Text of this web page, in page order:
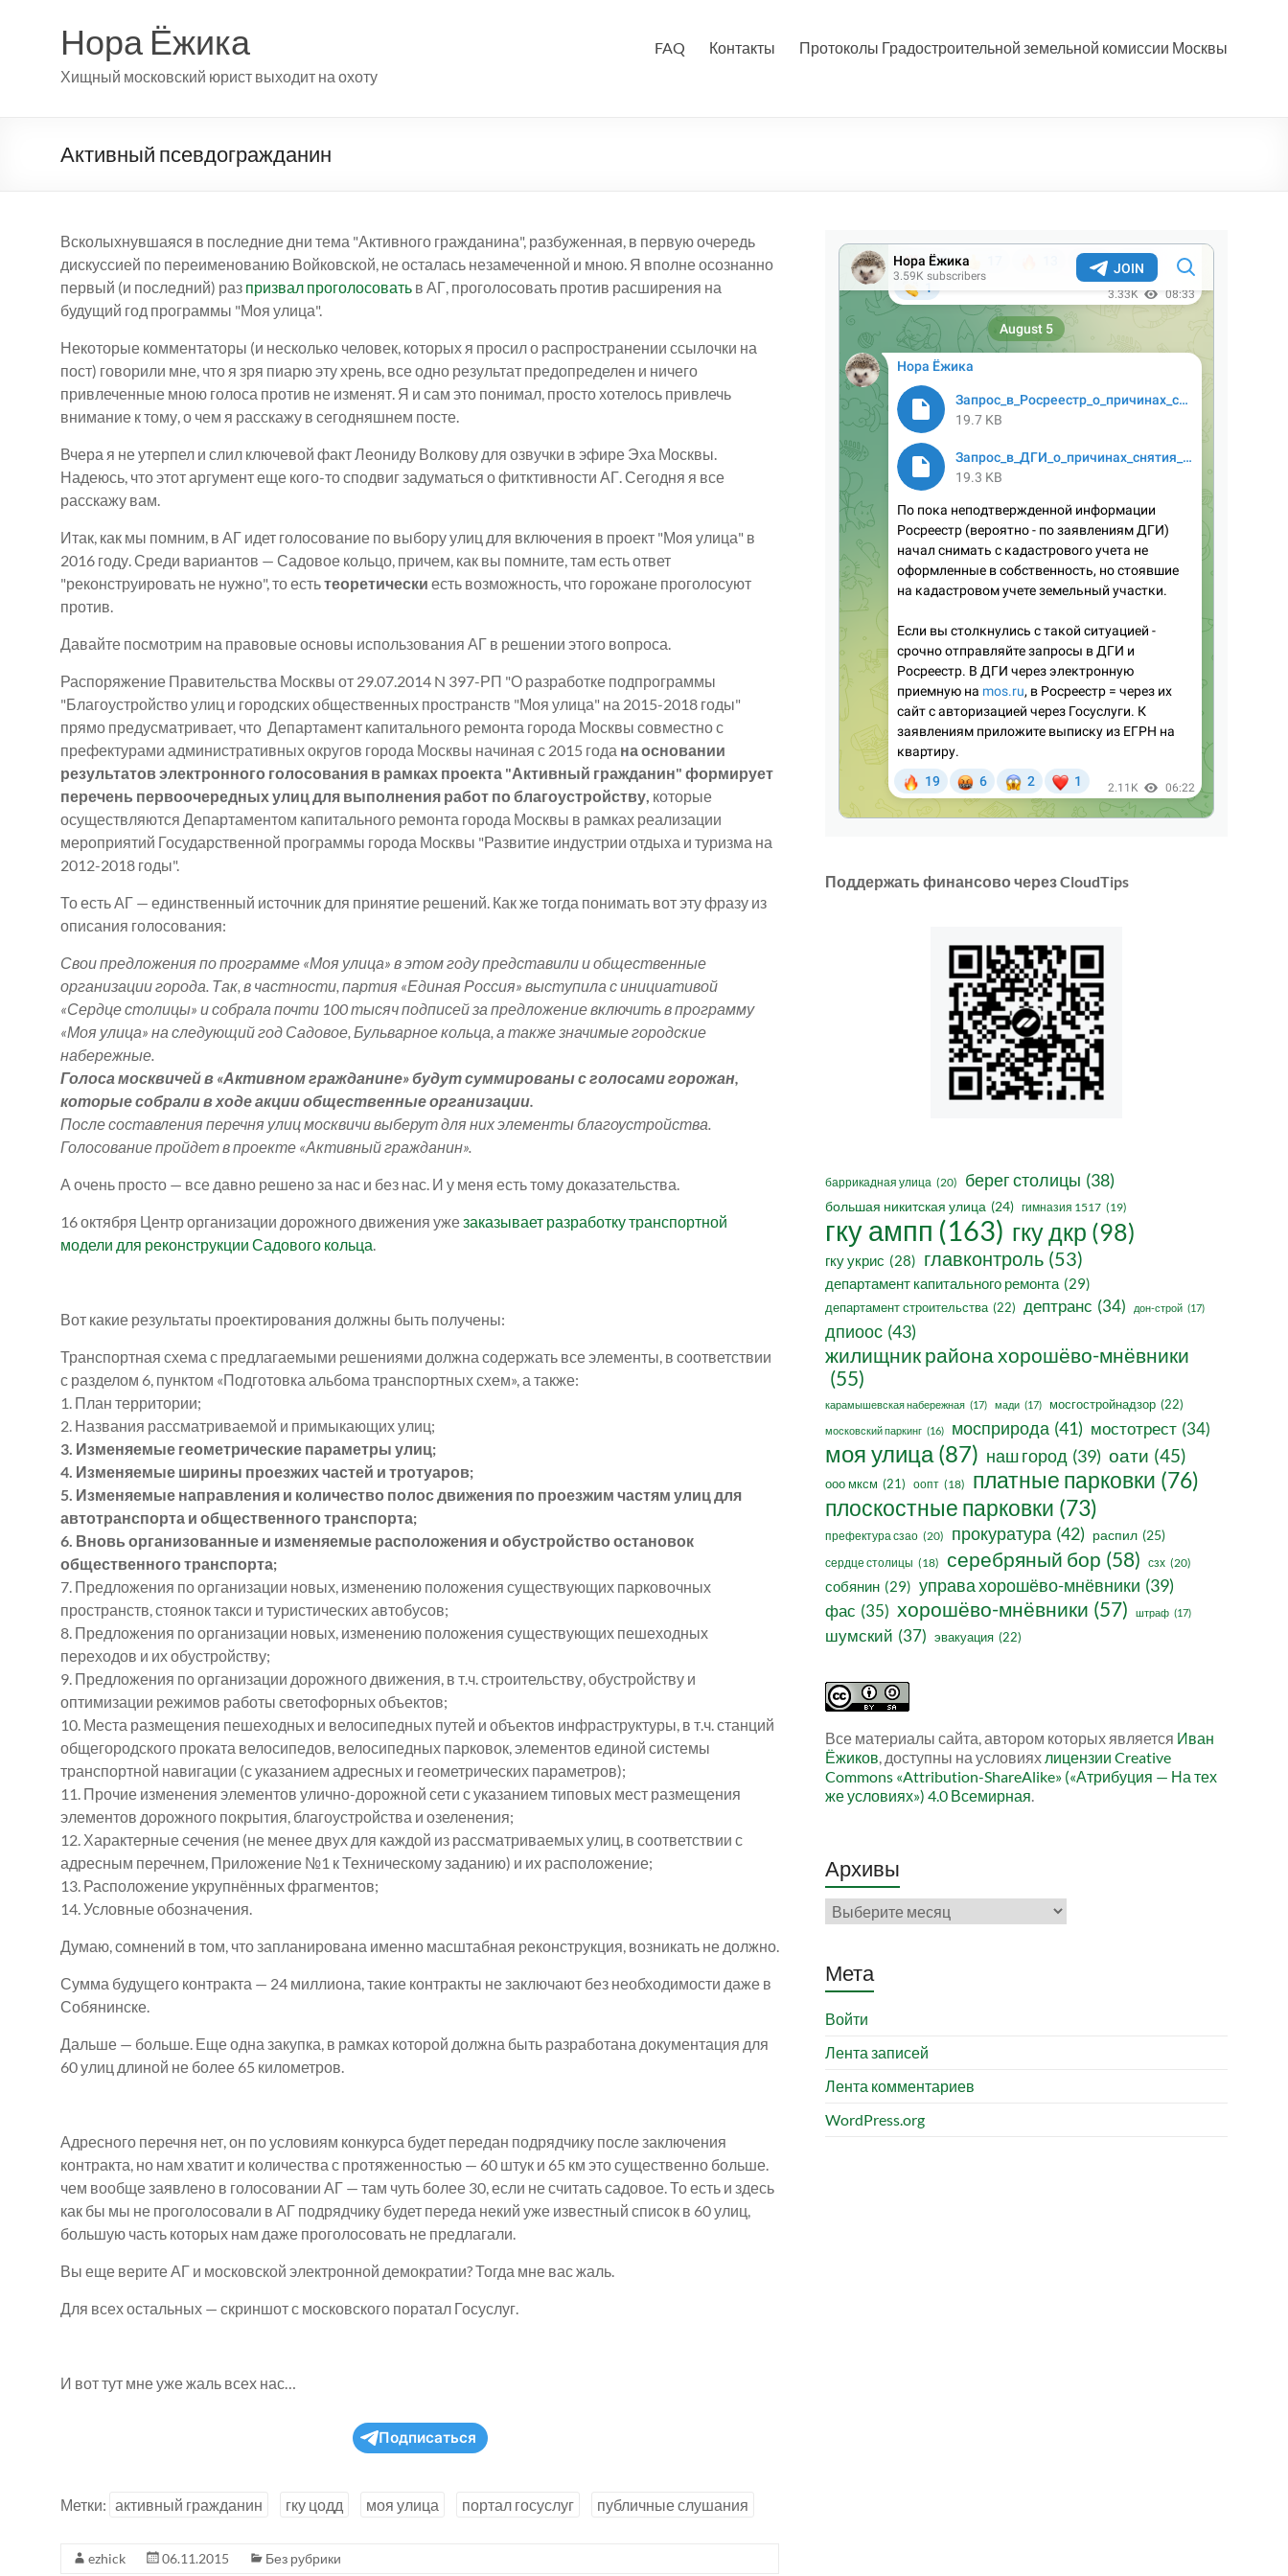
содержимомуНора Ёжика
Хищный московский юрист выходит на охоту
FAQ Контакты Протоколы Градостроительной земельной комиссии Москвы
Активный псевдогражданин
Всколыхнувшаяся в последние дни тема "Активного гражданина", разбуженная, в первую очередь
дискуссией по переименованию Войковской, не осталась незамеченной и мною. Я вполне осознанно
первый (и последний) раз призвал проголосовать в АГ, проголосовать против расширения на
будущий год программы "Моя улица".
Некоторые комментаторы (и несколько человек, которых я просил о распространении ссылочки на
пост) говорили мне, что я зря пиарю эту хрень, все одно результат предопределен и ничего
привлеченные мною голоса против не изменят. Я и сам это понимал, просто хотелось привлечь
внимание к тому, о чем я расскажу в сегодняшнем посте.
Вчера я не утерпел и слил ключевой факт Леониду Волкову для озвучки в эфире Эха Москвы.
Надеюсь, что этот аргумент еще кого-то сподвиг задуматься о фитктивности АГ. Сегодня я все
расскажу вам.
Итак, как мы помним, в АГ идет голосование по выбору улиц для включения в проект "Моя улица" в
2016 году. Среди вариантов — Садовое кольцо, причем, как вы помните, там есть ответ
"реконструировать не нужно", то естьтеоретически есть возможность, что горожане проголосуют
против.
Давайте посмотрим на правовые основы использования АГ в решении этого вопроса.
Распоряжение Правительства Москвы от 29.07.2014 N 397-РП "О разработке подпрограммы
"Благоустройство улиц и городских общественных пространств "Моя улица" на 2015-2018 годы"
прямо предусматривает, что Департамент капитального ремонта города Москвы совместно с
префектурами административных округов города Москвы начиная с 2015 года на основании
результатов электронного голосования в рамках проекта "Активный гражданин" формирует
перечень первоочередных улиц для выполнения работ по благоустройству, которые
осуществляются Департаментом капитального ремонта города Москвы в рамках реализации
мероприятий Государственной программы города Москвы "Развитие индустрии отдыха и туризма на
2012-2018 годы".
То есть АГ — единственный источник для принятие решений. Как же тогда понимать вот эту фразу из
описания голосования:
Свои предложения по программе «Моя улица» в этом году представили и общественные
организации города. Так, в частности, партия «Единая Россия» выступила с инициативой
«Сердце столицы» и собрала почти 100 тысяч подписей за предложение включить в программу
«Моя улица» на следующий год Садовое, Бульварное кольца, а также значимые городские
набережные.
Голоса москвичей в «Активном гражданине» будут суммированы с голосами горожан,
которые собрали в ходе акции общественные организации.
После составления перечня улиц москвичи выберут для них элементы благоустройства.
Голосование пройдет в проекте «Активный гражданин».
А очень просто — все давно решено за нас и без нас. И у меня есть тому доказательства.
16 октября Центр организации дорожного движения ужезаказывает разработку транспортной
модели для реконструкции Садового кольца.
Вот какие результаты проектирования должны быть получены:
Транспортная схема с предлагаемыми решениями должна содержать все элементы, в соответствии
с разделом 6, пунктом «Подготовка альбома транспортных схем», а также:
1. План территории;
2. Названия рассматриваемой и примыкающих улиц;
3. Изменяемые геометрические параметры улиц;
4. Изменяемые ширины проезжих частей и тротуаров;
5. Изменяемые направления и количество полос движения по проезжим частям улиц для
автотранспорта и общественного транспорта;
6. Вновь организованные и изменяемые расположения и обустройство остановок
общественного транспорта;
7. Предложения по организации новых, изменению положения существующих парковочных
пространств, стоянок такси и туристических автобусов;
8. Предложения по организации новых, изменению положения существующих пешеходных
переходов и их обустройству;
9. Предложения по организации дорожного движения, в т.ч. строительству, обустройству и
оптимизации режимов работы светофорных объектов;
10. Места размещения пешеходных и велосипедных путей и объектов инфраструктуры, в т.ч. станций
общегородского проката велосипедов, велосипедных парковок, элементов единой системы
транспортной навигации (с указанием адресных и геометрических параметров);
11. Прочие изменения элементов улично-дорожной сети с указанием типовых мест размещения
элементов дорожного покрытия, благоустройства и озеленения;
12. Характерные сечения (не менее двух для каждой из рассматриваемых улиц, в соответствии с
адресным перечнем, Приложение №1 к Техническому заданию) и их расположение;
13. Расположение укрупнённых фрагментов;
14. Условные обозначения.
Думаю, сомнений в том, что запланирована именно масштабная реконструкция, возникать не должно.
Сумма будущего контракта — 24 миллиона, такие контракты не заключают без необходимости даже в
Собянинске.
Дальше — больше. Еще одна закупка, в рамках которой должна быть разработана документация для
60 улиц длиной не более 65 километров.
Адресного перечня нет, он по условиям конкурса будет передан подрядчику после заключения
контракта, но нам хватит и количества с протяженностью — 60 штук и 65 км это существенно больше.
чем вообще заявлено в голосовании АГ — там чуть более 30, если не считать садовое. То есть и здесь
как бы мы не проголосовали в АГ подрядчику будет переда некий уже известный список в 60 улиц,
большую часть которых нам даже проголосовать не предлагали.
Вы еще верите АГ и московской электронной демократии? Тогда мне вас жаль.
Для всех остальных — скриншот с московского поратал Госуслуг.
И вот тут мне уже жаль всех нас…
Подписаться
Метки: активный гражданин гку цодд моя улица портал госуслуг публичные слушания
ezhick 06.11.2015 Без рубрики
Поддержать финансово через CloudTips
баррикадная улица (20) берег столицы (38)
большая никитская улица (24) гимназия 1517 (19)
гку ампп (163) гку дкр (98)
гку укрис (28) главконтроль (53)
департамент капитального ремонта (29)
департамент строительства (22) дептранс (34) дон-строй (17)
дпиоос (43)
жилищник района хорошёво-мнёвники
(55)
карамышевская набережная (17) мади (17) мосгостройнадзор (22)
московский паркинг (16) мосприрода (41) мостотрест (34)
моя улица (87) наш город (39) оати (45)
ооо мксм (21) оопт (18) платные парковки (76)
плоскостные парковки (73)
префектура сзао (20) прокуратура (42) распил (25)
сердце столицы (18) серебряный бор (58) сзх (20)
собянин (29) управа хорошёво-мнёвники (39)
фас (35) хорошёво-мнёвники (57) штраф (17)
шумский (37) эвакуация (22)
Все материалы сайта, автором которых является Иван
Ёжиков, доступны на условиях лицензии Creative
Commons «Attribution-ShareAlike» («Атрибуция — На тех
же условиях») 4.0 Всемирная.
Архивы
Архивы
Мета
Войти
Лента записей
Лента комментариев
WordPress.org